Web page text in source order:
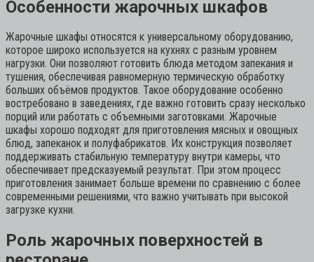
Особенности жарочных шкафов
Жарочные шкафы относятся к универсальному оборудованию,
которое широко используется на кухнях с разным уровнем
нагрузки. Они позволяют готовить блюда методом запекания и
тушения, обеспечивая равномерную термическую обработку
больших объёмов продуктов. Такое оборудование особенно
востребовано в заведениях, где важно готовить сразу несколько
порций или работать с объемными заготовками. Жарочные
шкафы хорошо подходят для приготовления мясных и овощных
блюд, запеканок и полуфабрикатов. Их конструкция позволяет
поддерживать стабильную температуру внутри камеры, что
обеспечивает предсказуемый результат. При этом процесс
приготовления занимает больше времени по сравнению с более
современными решениями, что важно учитывать при высокой
загрузке кухни.
Роль жарочных поверхностей в